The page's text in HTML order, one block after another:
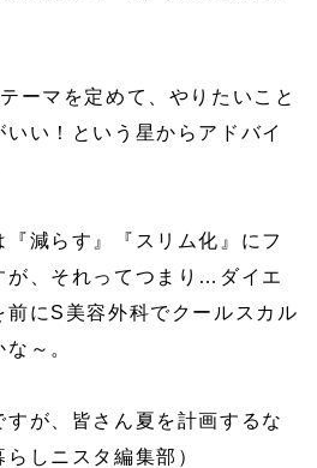
ーマを定めて、やりたいこと
い！という星からアドバイ
減らす』『スリム化』にフ
が、それってつまり…ダイエ
前にS美容外科でクールスカル
～。
が、皆さん夏を計画するな
しニスタ編集部）